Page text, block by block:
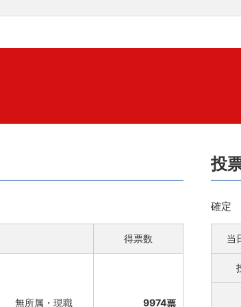
得票数
無所属・現職 9974
投
確定
当